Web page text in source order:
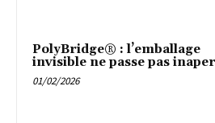
PolyBridge® : l’emballage
invisible ne passe pas
01/02/2026